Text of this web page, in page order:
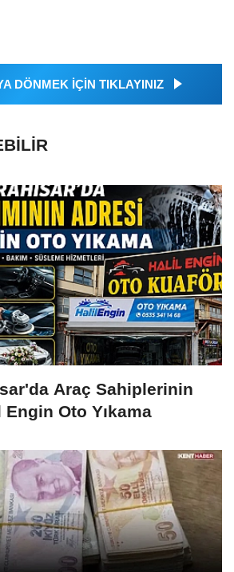
DÖNMEK İÇİN TIKLAYINIZ
Araç Sahiplerinin
Oto Yıkama